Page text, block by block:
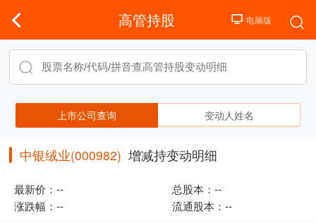
高管持股
上市公司查询 变动人姓名
中银绒业(000982) 增减持变动明细
最新价： -- 总股本： --
涨跌幅： -- 流通股本： --